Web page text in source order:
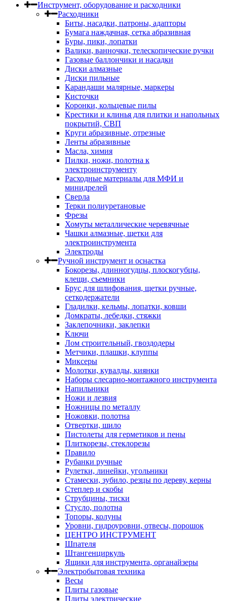
Инструмент, оборудование и расходники
Расходники
Биты, насадки, патроны, адапторы
Бумага наждачная, сетка абразивная
Буры, пики, лопатки
Валики, ванночки, телескопические ручки
Газовые баллончики и насадки
Диски алмазные
Диски пильные
Карандаши малярные, маркеры
Кисточки
Коронки, кольцевые пилы
Крестики и клинья для плитки и напольных
покрытий, СВП
Круги абразивные, отрезные
Ленты абразивные
Масла, химия
Пилки, ножи, полотна к
электроинструменту
Расходные материалы для МФИ и
минидрелей
Сверла
Терки полиуретановые
Фрезы
Хомуты металлические черевячные
Чашки алмазные, щетки для
электроинструмента
Электроды
Ручной инструмент и оснастка
Бокорезы, длинногудцы, плоскогубцы,
клещи, съемники
Брус для шлифования, щетки ручные,
сеткодержатели
Гладилки, кельмы, лопатки, ковши
Домкраты, лебедки, стяжки
Заклепочники, заклепки
Ключи
Лом строительный, гвоздодеры
Метчики, плашки, клуппы
Миксеры
Молотки, кувалды, киянки
Наборы слесарно-монтажного инструмента
Напильники
Ножи и лезвия
Ножницы по металлу
Ножовки, полотна
Отвертки, шило
Пистолеты для герметиков и пены
Плиткорезы, стеклорезы
Правило
Рубанки ручные
Рулетки, линейки, угольники
Стамески, зубило, резцы по дереву, керны
Степлер и скобы
Струбцины, тиски
Стусло, полотна
Топоры, колуны
Уровни, гидроуровни, отвесы, порошок
ЦЕНТРО ИНСТРУМЕНТ
Шпателя
Штангенциркуль
Ящики для инструмента, органайзеры
Электробытовая техника
Весы
Плиты газовые
Плиты электрические